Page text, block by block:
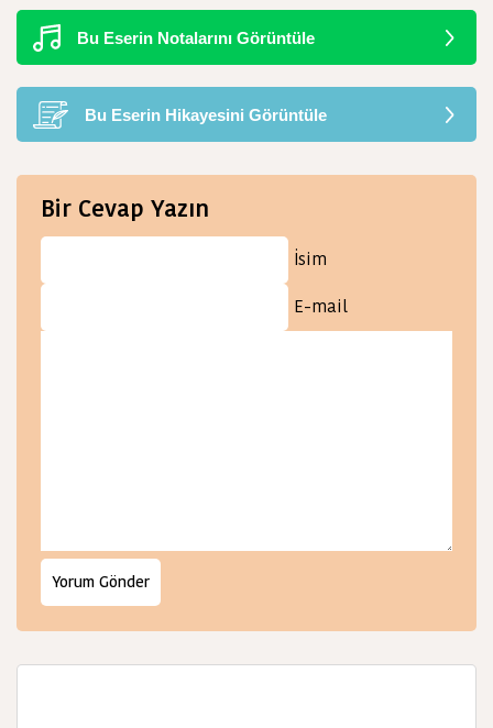
Bu Eserin Notalarını Görüntüle
Bu Eserin Hikayesini Görüntüle
Bir Cevap Yazın
İsim
E-mail